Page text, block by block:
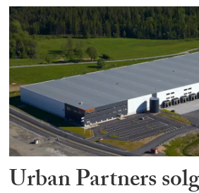
Urban Partners